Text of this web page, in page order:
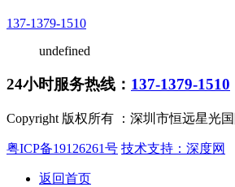
137-1379-1510
undefined
24小时服务热线： 137-1379-1510
Copyright 版权所有 ：深圳市恒远星光
粤ICP备19126261号 技术支持：深度网
返回首页